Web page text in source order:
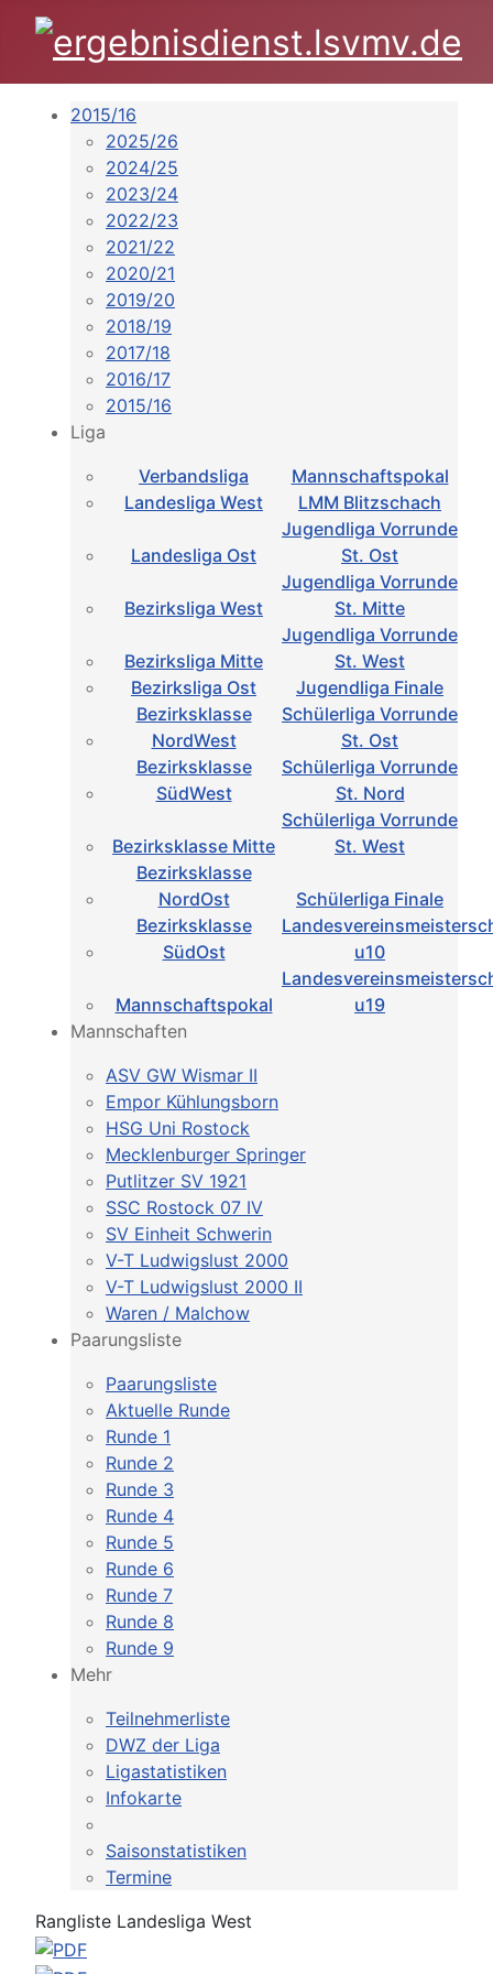
2015/16
2025/26
2024/25
2023/24
2022/23
2021/22
2020/21
2019/20
2018/19
2017/18
2016/17
2015/16
Liga
Verbandsliga
Mannschaftspokal
Landesliga West
LMM Blitzschach
Landesliga Ost
Jugendliga Vorrunde
St. Ost
Bezirksliga West
Jugendliga Vorrunde
St. Mitte
Bezirksliga Mitte
Jugendliga Vorrunde
St. West
Bezirksliga Ost
Jugendliga Finale
Bezirksklasse
NordWest
Schülerliga Vorrunde
St. Ost
Bezirksklasse
SüdWest
Schülerliga Vorrunde
St. Nord
Bezirksklasse Mitte
Schülerliga Vorrunde
St. West
Bezirksklasse
NordOst
Schülerliga Finale
Bezirksklasse
SüdOst
u10
Mannschaftspokal
u19
Mannschaften
ASV GW Wismar II
Empor Kühlungsborn
HSG Uni Rostock
Mecklenburger Springer
Putlitzer SV 1921
SSC Rostock 07 IV
SV Einheit Schwerin
V-T Ludwigslust 2000
V-T Ludwigslust 2000 II
Waren / Malchow
Paarungsliste
Paarungsliste
Aktuelle Runde
Runde 1
Runde 2
Runde 3
Runde 4
Runde 5
Runde 6
Runde 7
Runde 8
Runde 9
Mehr
Teilnehmerliste
DWZ der Liga
Ligastatistiken
Infokarte
Saisonstatistiken
Termine
Rangliste Landesliga West